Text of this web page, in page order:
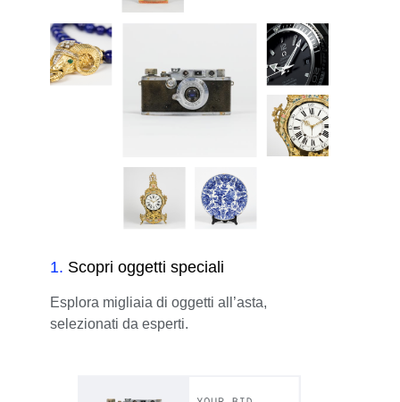
1. Scopri oggetti speciali
Esplora migliaia di oggetti all’asta,
selezionati da esperti.